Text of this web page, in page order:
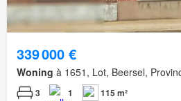
339 000 €
Woning à 1651, Lot, Beersel,
3 1 115 m²